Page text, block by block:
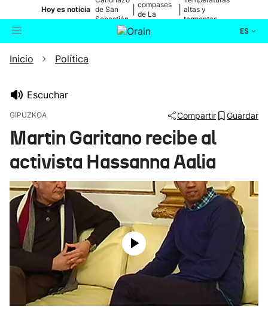
Hoy es noticia de San
Sebastián
compases
de La
altas y
tormentas
ES
Buscador
Ikusmiran
Eguraldia
Inicio Política
Escuchar
GIPUZKOA Compartir Guardar
Martin Garitano recibe al
activista Hassanna Aalia